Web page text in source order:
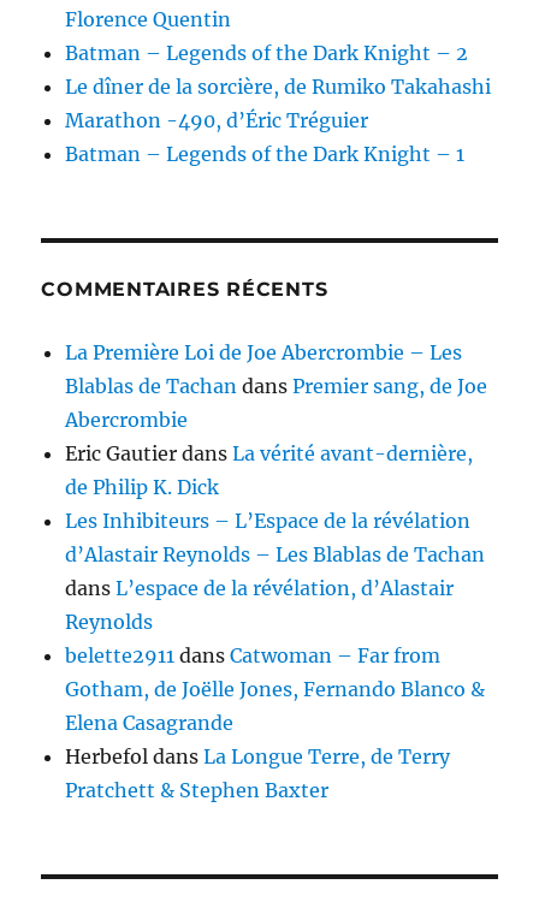
Florence Quentin
Batman – Legends of the Dark Knight – 2
Le dîner de la sorcière, de Rumiko Takahashi
Marathon -490, d’Éric Tréguier
Batman – Legends of the Dark Knight – 1
COMMENTAIRES RÉCENTS
La Première Loi de Joe Abercrombie – Les
Blablas de Tachan dansPremier sang, de Joe
Abercrombie
Eric Gautier dansLa vérité avant-dernière,
de Philip K. Dick
Les Inhibiteurs – L’Espace de la révélation
d’Alastair Reynolds – Les Blablas de Tachan
dansL’espace de la révélation, d’Alastair
Reynolds
belette2911 dansCatwoman – Far from
Gotham, de Joëlle Jones, Fernando Blanco &
Elena Casagrande
Herbefol dansLa Longue Terre, de Terry
Pratchett & Stephen Baxter